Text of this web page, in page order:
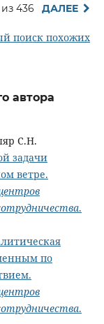
из 436 ДАЛЕЕ
поиск похожих
автора
С.Н.
задачи
ветре.
.
по
.